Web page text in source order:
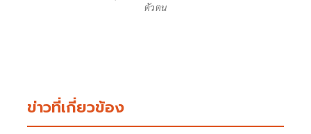
ตัวตน
ข่าวที่เกี่ยวข้อง